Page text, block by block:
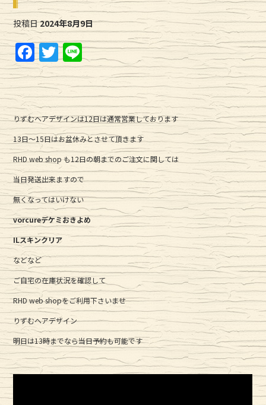
投稿日2024年8月9日
F
a
c
e
b
o
o
k
T
w
it
te
r
Li
n
e
りずむヘアデザインは12日は通常営業しております
13日〜15日はお盆休みとさせて頂きます
RHD web shop も12日の朝までのご注文に関しては
当日発送出来ますので
無くなってはいけない
vorcureデケミおきよめ
ILスキンクリア
などなど
ご自宅の在庫状況を確認して
RHD web shopをご利用下さいませ
りずむヘアデザイン
明日は13時までなら当日予約も可能です